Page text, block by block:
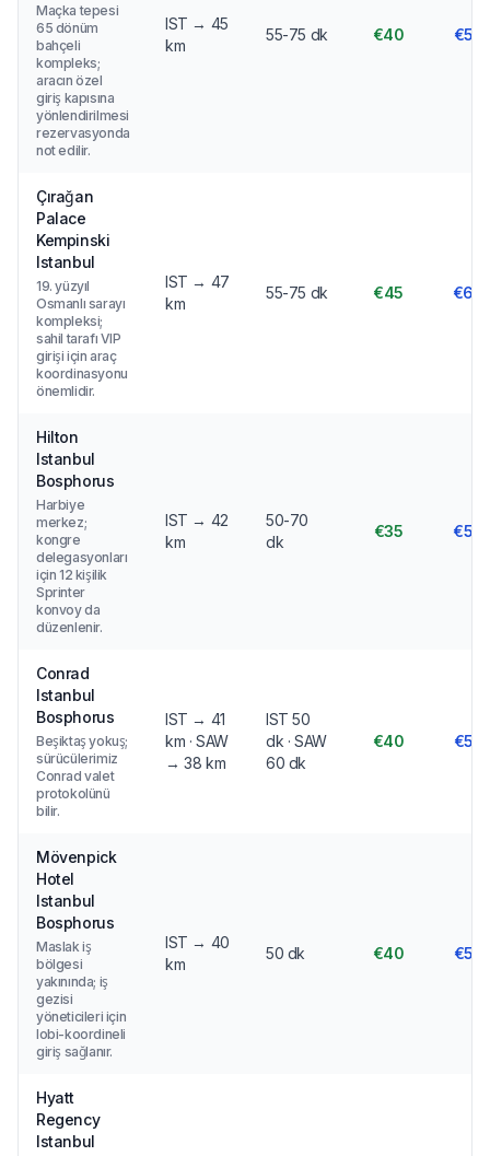
Maçka tepesi
65 dönüm
bahçeli
kompleks;
aracın özel
giriş kapısına
yönlendirilmesi
rezervasyonda
not edilir.
IST → 45
km
55-75 dk €40 €55
Çırağan
Palace
Kempinski
Istanbul
19. yüzyıl
Osmanlı sarayı
kompleksi;
sahil tarafı VIP
girişi için araç
koordinasyonu
önemlidir.
IST → 47
km
55-75 dk €45 €60
Hilton
Istanbul
Bosphorus
Harbiye
merkez;
kongre
delegasyonları
için 12 kişilik
Sprinter
konvoy da
düzenlenir.
IST → 42
km
50-70
dk
€35 €50
Conrad
Istanbul
Bosphorus
Beşiktaş yokuş;
sürücülerimiz
Conrad valet
protokolünü
bilir.
IST → 41
km · SAW
→ 38 km
IST 50
dk · SAW
60 dk
€40 €55
Mövenpick
Hotel
Istanbul
Bosphorus
Maslak iş
bölgesi
yakınında; iş
gezisi
yöneticileri için
lobi-koordineli
giriş sağlanır.
IST → 40
km
50 dk €40 €55
Hyatt
Regency
Istanbul